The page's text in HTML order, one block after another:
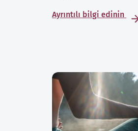
Ayrıntılı bilgi edinin